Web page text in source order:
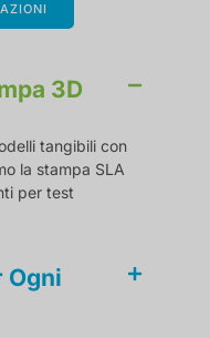
3D
tangibili con
la stampa SLA
per test
Ogni